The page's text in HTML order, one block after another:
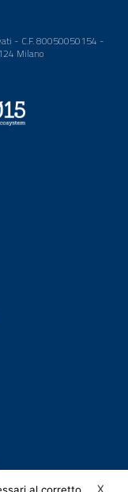
- C.F. 80050050154 -
Milano
X